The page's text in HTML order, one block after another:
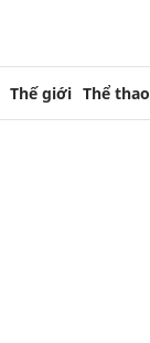
Thế giới Thể thao